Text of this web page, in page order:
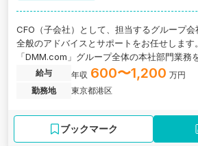
CFO（子会社）として、担当するグループ
全般のアドバイスとサポートをお任せします
「DMM.com」グループ全体の本社部門業務
企業の求人です。
給与 年収 600〜1,200 万円
勤務地
東京都港区
ブックマーク